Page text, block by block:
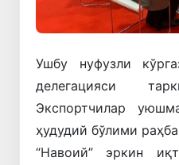
Ушбу нуфузли
делегацияси
Экспортчилар
ҳудудий бўлими
“Навоий” эркин